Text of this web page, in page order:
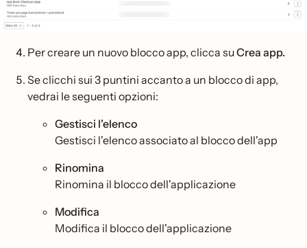
Per creare un nuovo blocco app, clicca suCrea app.
Se clicchi sui 3 puntini accanto a un blocco di app,
vedrai le seguenti opzioni:
Gestisci l'elenco
Gestisci l'elenco associato al blocco dell'app
Rinomina
Rinomina il blocco dell'applicazione
Modifica
Modifica il blocco dell'applicazione